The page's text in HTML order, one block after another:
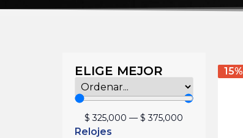
ELIGE MEJOR
$ 325,000 —$ 375,000
Relojes
15%